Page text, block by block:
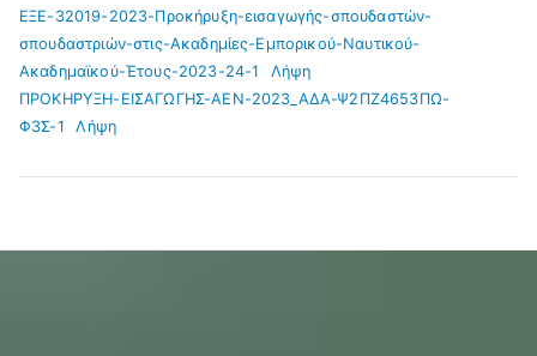
ΕΞΕ-32019-2023-Προκήρυξη-εισαγωγής-σπουδαστών-
σπουδαστριών-στις-Ακαδημίες-Εμπορικού-Ναυτικού-
Ακαδημαϊκού-Έτους-2023-24-1
Λήψη
ΠΡΟΚΗΡΥΞΗ-ΕΙΣΑΓΩΓΗΣ-ΑΕΝ-2023_ΑΔΑ-Ψ2ΠΖ4653ΠΩ-
Φ3Σ-1
Λήψη